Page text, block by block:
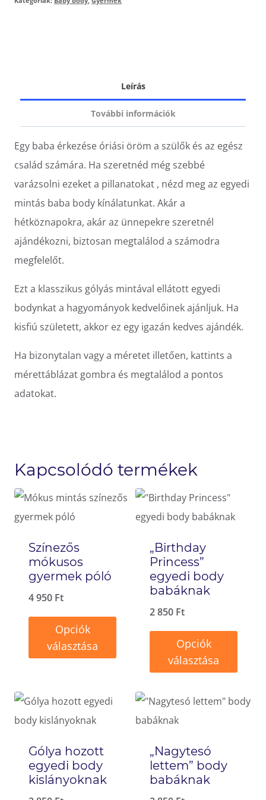
Leírás
További információk
Egy baba érkezése óriási öröm a szülők és az egész
család számára. Ha szeretnéd még szebbé
varázsolni ezeket a pillanatokat , nézd meg az egyedi
mintás baba body kínálatunkat. Akár a
hétköznapokra, akár az ünnepekre szeretnél
ajándékozni, biztosan megtalálod a számodra
megfelelőt.
Ezt a klasszikus gólyás mintával ellátott egyedi
bodynkat a hagyományok kedvelőinek ajánljuk. Ha
kisfiú született, akkor ez egy igazán kedves ajándék.
Ha bizonytalan vagy a méretet illetően, kattints a
mérettáblázat gombra és megtalálod a pontos
adatokat.
Kapcsolódó termékek
Színezős
mókusos
gyermek póló
4 950 Ft
Opciók
választása
terméknek
több
variációja
van.
A
„Birthday
Princess”
egyedi body
babáknak
2 850 Ft
Opciók
választása
a
terméknek
variációja
van.
A
Gólya hozott
egyedi body
kislányoknak
„Nagytesó
lettem” body
babáknak